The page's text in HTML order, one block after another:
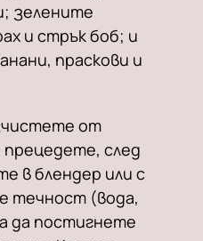
зелените
и стрък боб; и
праскови и
от
прецедете, след
в блендер или с
течност (вода,
да постигнете